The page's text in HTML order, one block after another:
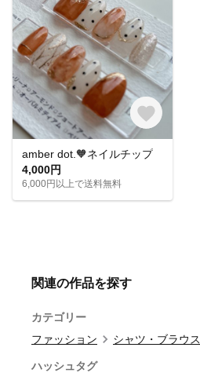
amber dot.🧡ネイルチップ
4,000円
6,000円以上で送料無料
関連の作品を探す
カテゴリー
ファッション
シャツ・ブラウス
ハッシュタグ